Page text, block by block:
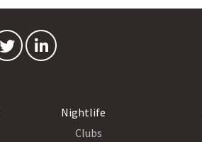
Nightlife
Clubs